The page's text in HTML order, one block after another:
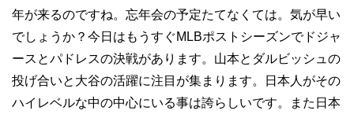
年が来るのですね。忘年会の予定たてなくては。気が早い
でしょうか？今日はもうすぐMLBポストシーズンでドジャ
ースとパドレスの決戦があります。山本とダルビッシュの
投げ合いと大谷の活躍に注目が集まります。日本人がその
ハイレベルな中の中心にいる事は誇らしいです。また日本